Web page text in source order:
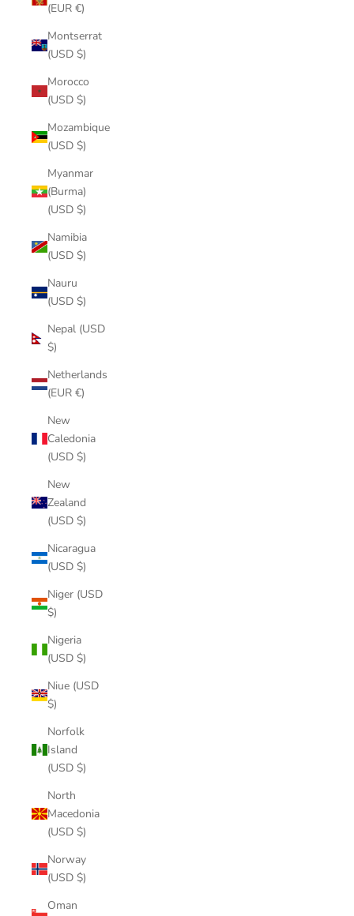
(EUR €)
Montserrat
(USD $)
Morocco
(USD $)
Mozambique
(USD $)
Myanmar
(Burma)
(USD $)
Namibia
(USD $)
Nauru
(USD $)
Nepal (USD
$)
Netherlands
(EUR €)
New
Caledonia
(USD $)
New
Zealand
(USD $)
Nicaragua
(USD $)
Niger (USD
$)
Nigeria
(USD $)
Niue (USD
$)
Norfolk
Island
(USD $)
North
Macedonia
(USD $)
Norway
(USD $)
Oman